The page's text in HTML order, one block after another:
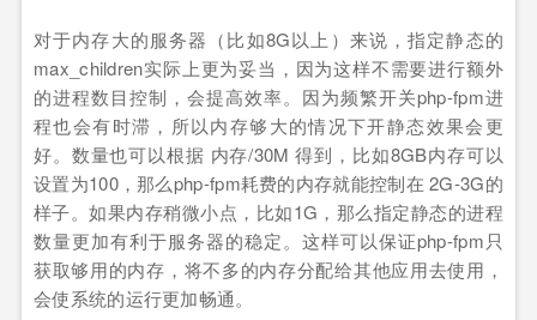
对于内存大的服务器（比如8G以上）来说，指定静态的
max_children实际上更为妥当，因为这样不需要进行额外
的进程数目控制，会提高效率。因为频繁开关php-fpm进
程也会有时滞，所以内存够大的情况下开静态效果会更
好。数量也可以根据 内存/30M 得到，比如8GB内存可以
设置为100，那么php-fpm耗费的内存就能控制在 2G-3G的
样子。如果内存稍微小点，比如1G，那么指定静态的进程
数量更加有利于服务器的稳定。这样可以保证php-fpm只
获取够用的内存，将不多的内存分配给其他应用去使用，
会使系统的运行更加畅通。